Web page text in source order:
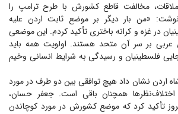
مخالفت قاطع کشورش با طرح ترامپ را
«من بار دیگر بر موضع ثابت اردن علیه
در غزه و کرانه باختری تأکید کردم. این موضعی
بر سر آن متحد هستند. اولویت همه باید
فلسطینیان و رسیدگی به شرایط انسانی وخیم
اردن نشان داد هیچ توافقی بین دو طرف در مورد
همچنان باقی است. جعفر حسان،
تأکید کرد که موضع کشورش در مورد کوچاندن